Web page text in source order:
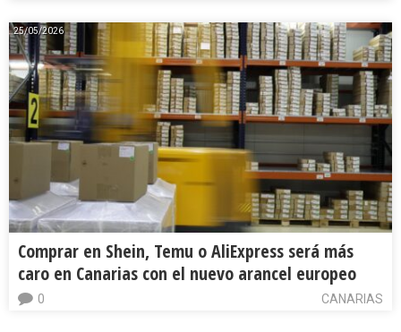
25/05/2026
Comprar en Shein, Temu o AliExpress será más
caro en Canarias con el nuevo arancel europeo
CANARIAS
0